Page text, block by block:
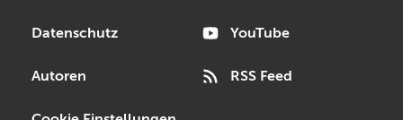
Datenschutz
Autoren
YouTube
RSS Feed